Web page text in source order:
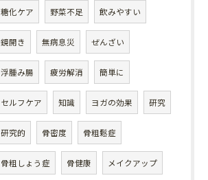
糖化ケア 野菜不足 飲みやすい
鏡開き 無病息災 ぜんざい
浮腫み腸 疲労解消 簡単に
セルフケア 知識 ヨガの効果 研究
研究的 骨密度 骨粗鬆症
骨粗しょう症 骨健康 メイクアップ